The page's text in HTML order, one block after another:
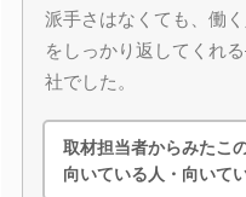
派手さはなくても、働
をしっかり返してくれ
社でした。
取材担当者からみたこ
向いている人・向いて